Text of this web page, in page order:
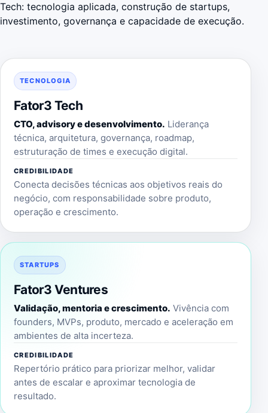
Tech: tecnologia aplicada, construção de startups,
investimento, governança e capacidade de execução.
TECNOLOGIA
Fator3 Tech
CTO, advisory e desenvolvimento. Liderança
técnica, arquitetura, governança, roadmap,
estruturação de times e execução digital.
CREDIBILIDADE
Conecta decisões técnicas aos objetivos reais do
negócio, com responsabilidade sobre produto,
operação e crescimento.
STARTUPS
Fator3 Ventures
Validação, mentoria e crescimento. Vivência com
founders, MVPs, produto, mercado e aceleração em
ambientes de alta incerteza.
CREDIBILIDADE
Repertório prático para priorizar melhor, validar
antes de escalar e aproximar tecnologia de
resultado.